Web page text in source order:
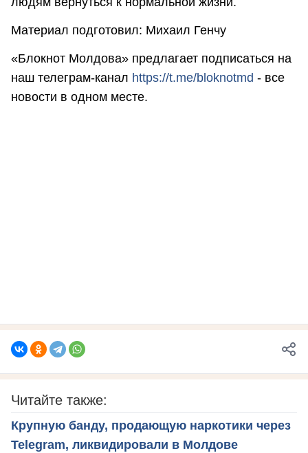
Материал подготовил: Михаил Генчу
«Блокнот Молдова» предлагает подписаться на
наш телеграм-канал https://t.me/bloknotmd - все
новости в одном месте.
Читайте также:
Крупную банду, продающую наркотики через
Telegram, ликвидировали в Молдове